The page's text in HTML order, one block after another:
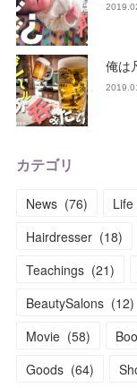
俺は
カテゴリ
News (76) Life
Hairdresser (18)
Teachings (21)
BeautySalons (12)
Movie (58)
Goods (64)